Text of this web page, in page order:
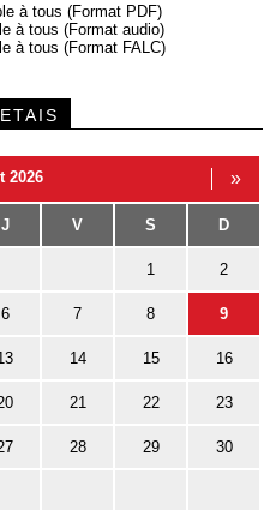
à tous (Format PDF)
à tous (Format audio)
à tous (Format FALC)
2026 »
J V S D
1 2
6 7 8 9
14 15 16
21 22 23
28 29 30